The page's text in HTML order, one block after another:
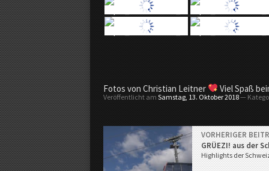
Fotos von Christian Leitner Viel Spaß
Veröffentlicht am Samstag, 13. Oktober 2018—
VORHERIGER
GRÜEZI! aus der
Highlights der